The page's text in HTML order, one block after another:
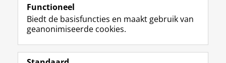
Volg de RUG
F
a
L
i
R
S
I
n
Y
o
Functioneel
Biedt de basisfuncties en maakt gebruik van
geanonimiseerde cookies.